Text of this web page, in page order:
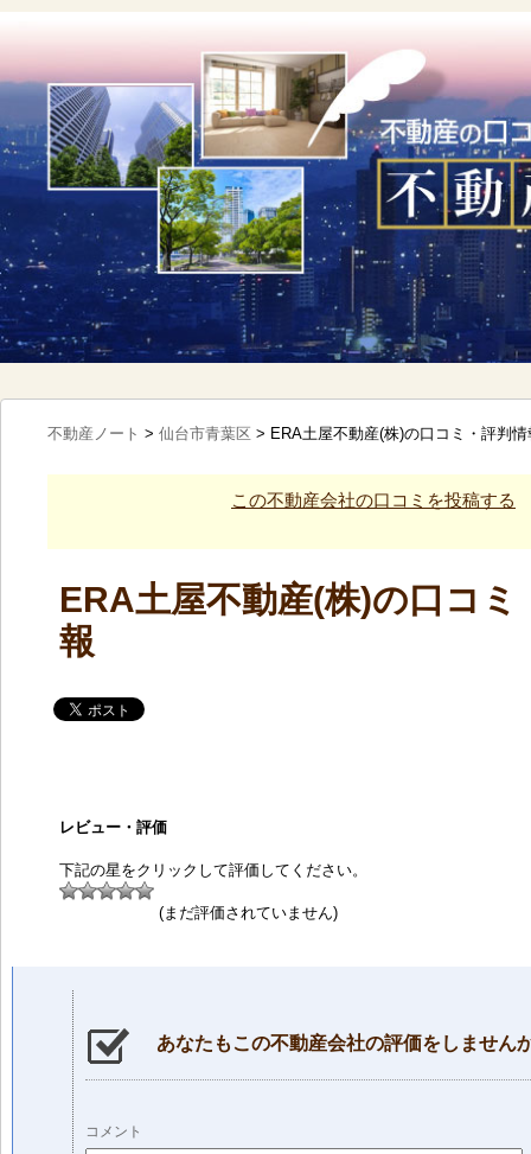
不動産ノート > 仙台市青葉区 > ERA土屋不動産(株)の口コミ・評判情
この不動産会社の口コミを投稿する
ERA土屋不動産(株)の口コミ
報
レビュー・評価
下記の星をクリックして評価してください。
(まだ評価されていません)
あなたもこの不動産会社の評価をしません
コメント